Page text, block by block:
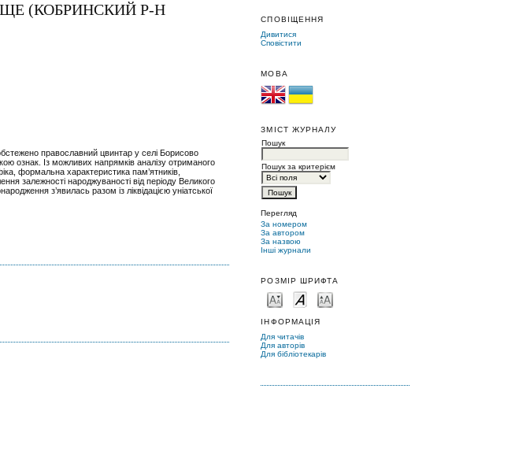
СПОВІЩЕННЯ
Дивитися
Сповістити
МОВА
ЗМІСТ ЖУРНАЛУ
Пошук
Пошук за критерієм
Перегляд
За номером
За автором
За назвою
Інші журнали
РОЗМІР ШРИФТА
ІНФОРМАЦІЯ
Для читачів
Для авторів
Для бібліотекарів
(КОБРИНСКИЙ Р-Н
православний цвинтар у селі Борисово
ознак. Із можливих напрямків аналізу отриманого
формальна характеристика пам’ятників,
залежності народжуваності від періоду Великого
з’явилась разом із ліквідацією уніатської